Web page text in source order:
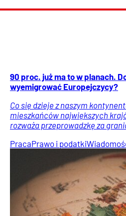
90 proc. już ma to w planach.
wyemigrować Europejczycy?
Co się dzieje z naszym
mieszkańców największych
rozważa przeprowadzkę za
PracaPrawo i podatki